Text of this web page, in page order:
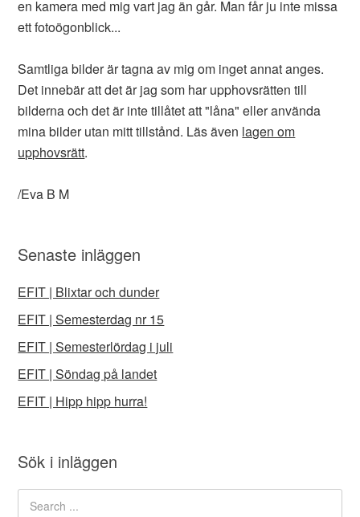
en kamera med mig vart jag än går. Man får ju inte missa
ett fotoögonblick...
Samtliga bilder är tagna av mig om inget annat anges.
Det innebär att det är jag som har upphovsrätten till
bilderna och det är inte tillåtet att "låna" eller använda
mina bilder utan mitt tillstånd. Läs även lagen om
upphovsrätt.
/Eva B M
Senaste inläggen
EFIT | Blixtar och dunder
EFIT | Semesterdag nr 15
EFIT | Semesterlördag i juli
EFIT | Söndag på landet
EFIT | Hipp hipp hurra!
Sök i inläggen